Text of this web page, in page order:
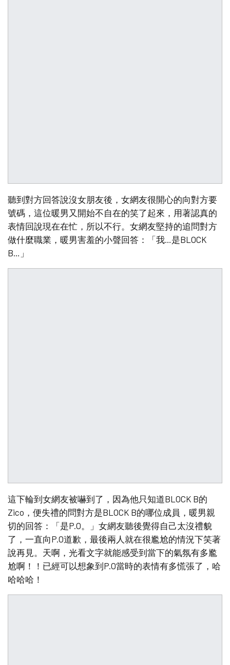
聽到對方回答說沒女朋友後，女網友很開心的向對方要
號碼，這位暖男又開始不自在的笑了起來，用著認真的
表情回說現在在忙，所以不行。女網友堅持的追問對方
做什麼職業，暖男害羞的小聲回答：「我…是BLOCK
B…」
這下輪到女網友被嚇到了，因為他只知道BLOCK B的
Zico，便失禮的問對方是BLOCK B的哪位成員，暖男親
切的回答：「是P.O。」女網友聽後覺得自己太沒禮貌
了，一直向P.O道歉，最後兩人就在很尷尬的情況下笑著
說再見。天啊，光看文字就能感受到當下的氣氛有多尷
尬啊！！已經可以想象到P.O當時的表情有多慌張了，哈
哈哈哈！